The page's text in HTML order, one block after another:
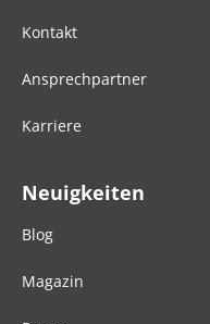
Kontakt
Ansprechpartner
Karriere
Neuigkeiten
Blog
Magazin